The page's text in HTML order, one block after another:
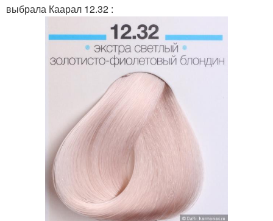
выбрала Каарал 12.32 :